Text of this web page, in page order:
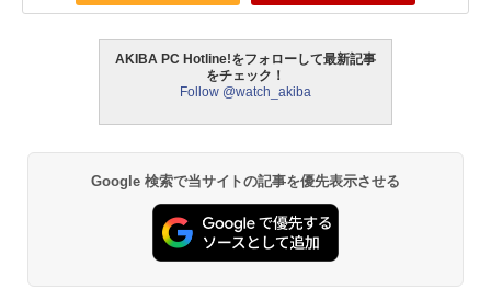
AKIBA PC Hotline!をフォローして最新記事
をチェック！
Follow @watch_akiba
Google 検索で当サイトの記事を優先表示させる